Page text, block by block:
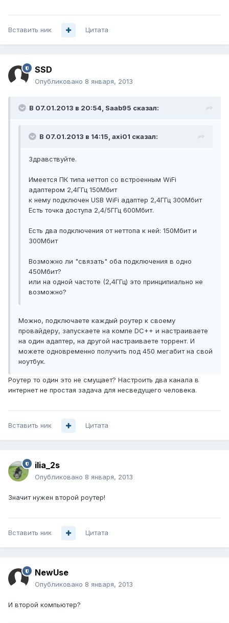
Вставить ник Цитата
SSD
Опубликовано 8 января, 2013
В 07.01.2013 в 20:54, Saab95 сказал:
В 07.01.2013 в 14:15, axi01 сказал:
Здравствуйте.
Имеется ПК типа неттоп со встроенным WiFi
адаптером 2,4ГГц 150Мбит
к нему подключен USB WiFi адаптер 2,4ГГц 300Мбит
Есть точка доступа 2,4/5ГГц 600Мбит.
Есть два подключения от неттопа к ней: 150Мбит и
300Мбит
Возможно ли "связать" оба подключения в одно
450Мбит?
или на одной частоте (2,4ГГц) это принципиально не
возможно?
Можно, подключаете каждый роутер к своему
провайдеру, запускаете на компе DC++ и настраиваете
на один адаптер, на другой настраиваете торрент. И
можете одновременно получить под 450 мегабит на свой
ноутбук.
Роутер то один это не смущает? Настроить два канала в
интернет не простая задача для несведущего человека.
Вставить ник Цитата
ilia_2s
Опубликовано 8 января, 2013
Значит нужен второй роутер!
Вставить ник Цитата
NewUse
Опубликовано 8 января, 2013
И второй компьютер?